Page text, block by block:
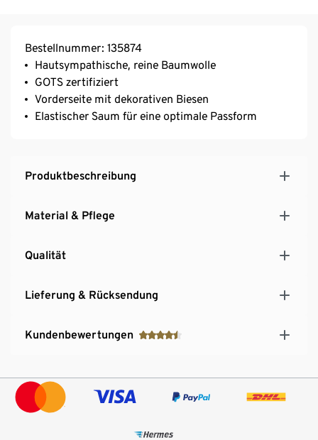
Bestellnummer: 135874
Hautsympathische, reine Baumwolle
GOTS zertifiziert
Vorderseite mit dekorativen Biesen
Elastischer Saum für eine optimale Passform
Produktbeschreibung
Material & Pflege
Qualität
Lieferung & Rücksendung
Kundenbewertungen